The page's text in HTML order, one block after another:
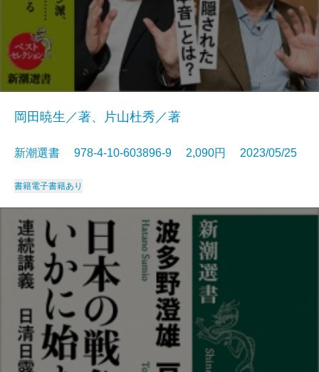
岡田暁生／著、片山杜秀／著
新潮選書 978-4-10-603896-9 2,090円 2023/05/25
書籍電子書籍あり